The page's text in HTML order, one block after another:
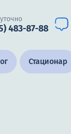
483-87-88
Стационар